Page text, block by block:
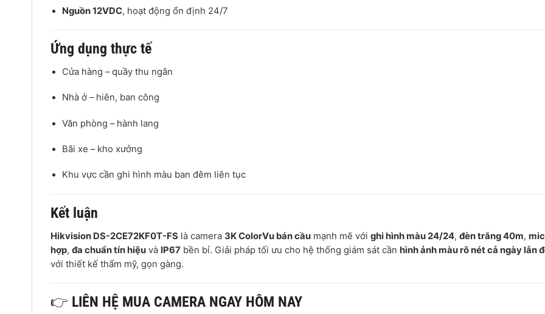
Nguồn 12VDC, hoạt động ổn định 24/7
Ứng dụng thực tế
Cửa hàng – quầy thu ngân
Nhà ở – hiên, ban công
Văn phòng – hành lang
Bãi xe – kho xưởng
Khu vực cần ghi hình màu ban đêm liên tục
Kết luận
Hikvision DS-2CE72KF0T-FS là camera 3K ColorVu bán cầu mạnh mẽ với ghi hình màu 24/24, đèn trắng 40m,
hợp, đa chuẩn tín hiệu và IP67 bền bỉ. Giải pháp tối ưu cho hệ thống giám sát cần hình ảnh màu rõ nét cả ngày lẫn
với thiết kế thẩm mỹ, gọn gàng.
👉 LIÊN HỆ MUA CAMERA NGAY HÔM NAY